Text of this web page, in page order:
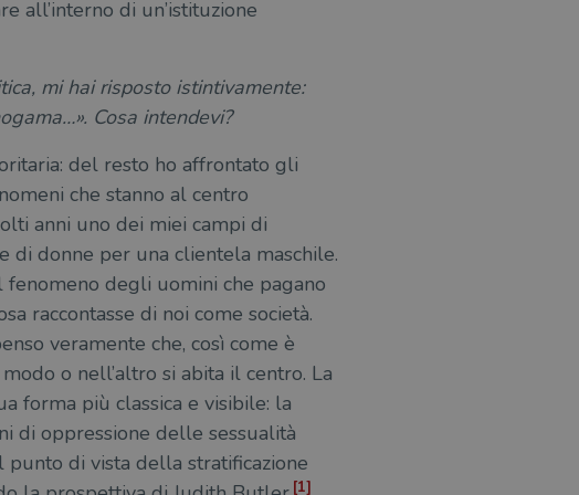
all’interno di un’istituzione
mi hai risposto istintivamente:
Cosa intendevi?
del resto ho affrontato gli
che stanno al centro
anni uno dei miei campi di
di donne per una clientela maschile.
degli uomini che pagano
raccontasse di noi come società.
veramente che, così come è
o nell’altro si abita il centro. La
forma più classica e visibile: la
di oppressione delle sessualità
di vista della stratificazione
[1]